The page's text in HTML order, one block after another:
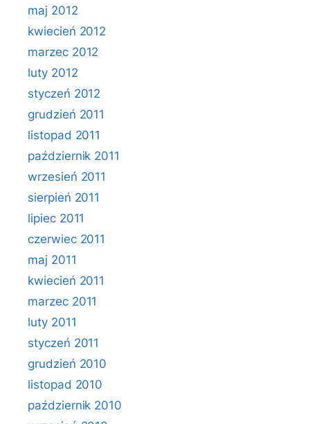
maj 2012
kwiecień 2012
marzec 2012
luty 2012
styczeń 2012
grudzień 2011
listopad 2011
październik 2011
wrzesień 2011
sierpień 2011
lipiec 2011
czerwiec 2011
maj 2011
kwiecień 2011
marzec 2011
luty 2011
styczeń 2011
grudzień 2010
listopad 2010
październik 2010